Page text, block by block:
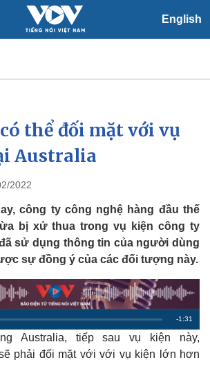
English
Xã hội
Tin 24h
Dự báo thời tiết
Việc làm
Biển đảo
thể đối mặt với vụ
Australia
2022
công ty công nghệ hàng đầu thế
bị xử thua trong vụ kiện công ty
sử dụng thông tin của người dùng
sự đồng ý của các đối tượng này.
R
-1:31
Australia, tiếp sau vụ kiện này,
phải đối mặt với với vụ kiện lớn hơn